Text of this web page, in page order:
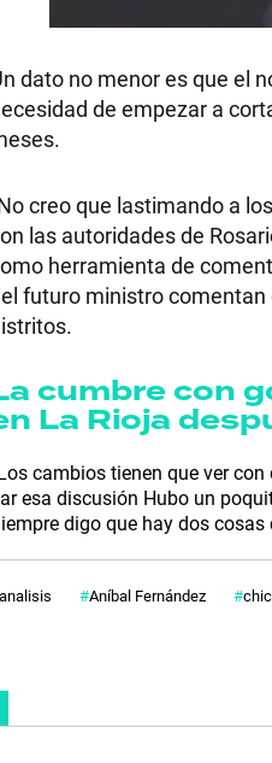
dato no menor es que el
de empezar a
creo que lastimando a
las autoridades de
herramienta de
futuro ministro comentan
cumbre con
La Rioja
cambios tienen que ver
esa discusión Hubo un
digo que hay dos
analisis Aníbal Fernández